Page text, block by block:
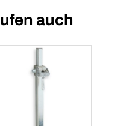
auch